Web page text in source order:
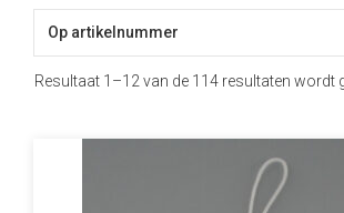
Resultaat 1–12 van de 114 resultaten wordt